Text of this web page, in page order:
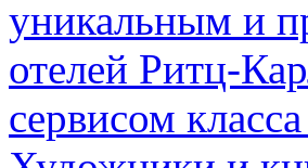
уникальным и
отелей Ритц-
сервисом